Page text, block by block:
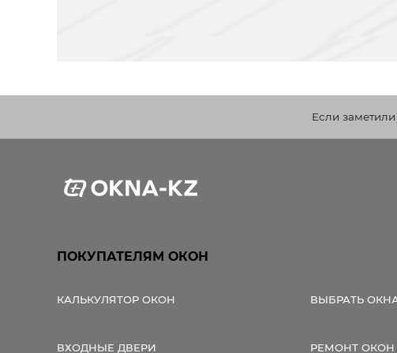
Если
ПОКУПАТЕЛЯМ ОКОН
КАЛЬКУЛЯТОР ОКОН ВЫБРАТЬ
ВХОДНЫЕ ДВЕРИ РЕМОНТ ОКОН